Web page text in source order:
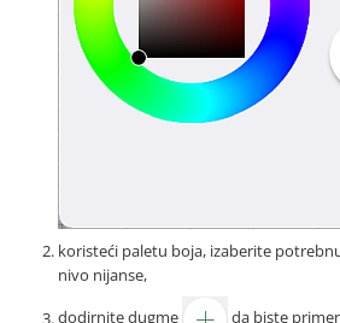
koristeći paletu boja, izaberite
nivo nijanse,
dodirnite dugme
da biste